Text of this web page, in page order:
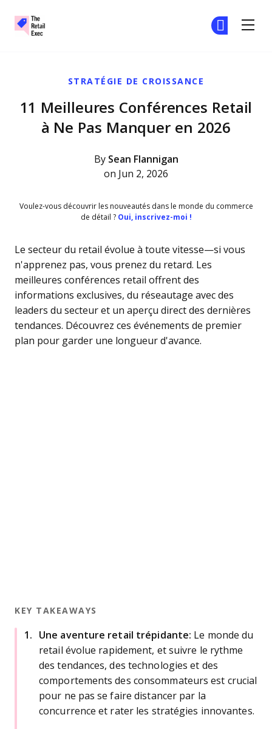
STRATÉGIE DE CROISSANCE
11 Meilleures Conférences Retail
à Ne Pas Manquer en 2026
By Sean Flannigan
on Jun 2, 2026
Voulez-vous découvrir les nouveautés dans le monde du commerce
de détail ?Oui, inscrivez-moi !
Le secteur du retail évolue à toute vitesse—si vous
n'apprenez pas, vous prenez du retard. Les
meilleures conférences retail offrent des
informations exclusives, du réseautage avec des
leaders du secteur et un aperçu direct des dernières
tendances. Découvrez ces événements de premier
plan pour garder une longueur d'avance.
KEY TAKEAWAYS
Une aventure retail trépidante: Le monde du
retail évolue rapidement, et suivre le rythme
des tendances, des technologies et des
comportements des consommateurs est crucial
pour ne pas se faire distancer par la
concurrence et rater les stratégies innovantes.